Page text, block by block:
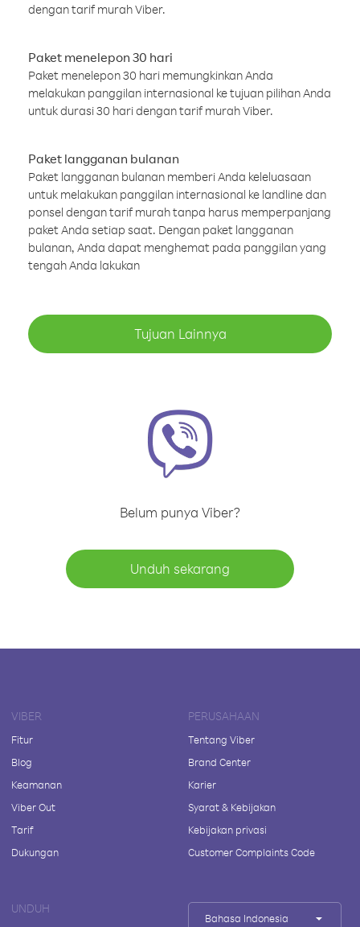
dengan tarif murah Viber.
Paket menelepon 30 hari
Paket menelepon 30 hari memungkinkan Anda
melakukan panggilan internasional ke tujuan pilihan Anda
untuk durasi 30 hari dengan tarif murah Viber.
Paket langganan bulanan
Paket langganan bulanan memberi Anda keleluasaan
untuk melakukan panggilan internasional ke landline dan
ponsel dengan tarif murah tanpa harus memperpanjang
paket Anda setiap saat. Dengan paket langganan
bulanan, Anda dapat menghemat pada panggilan yang
tengah Anda lakukan
Tujuan Lainnya
Belum punya Viber?
Unduh sekarang
VIBER
Fitur
Blog
Keamanan
Viber Out
Tarif
Dukungan
PERUSAHAAN
Tentang Viber
Brand Center
Karier
Syarat & Kebijakan
Kebijakan privasi
Customer Complaints Code
UNDUH
Bahasa Indonesia